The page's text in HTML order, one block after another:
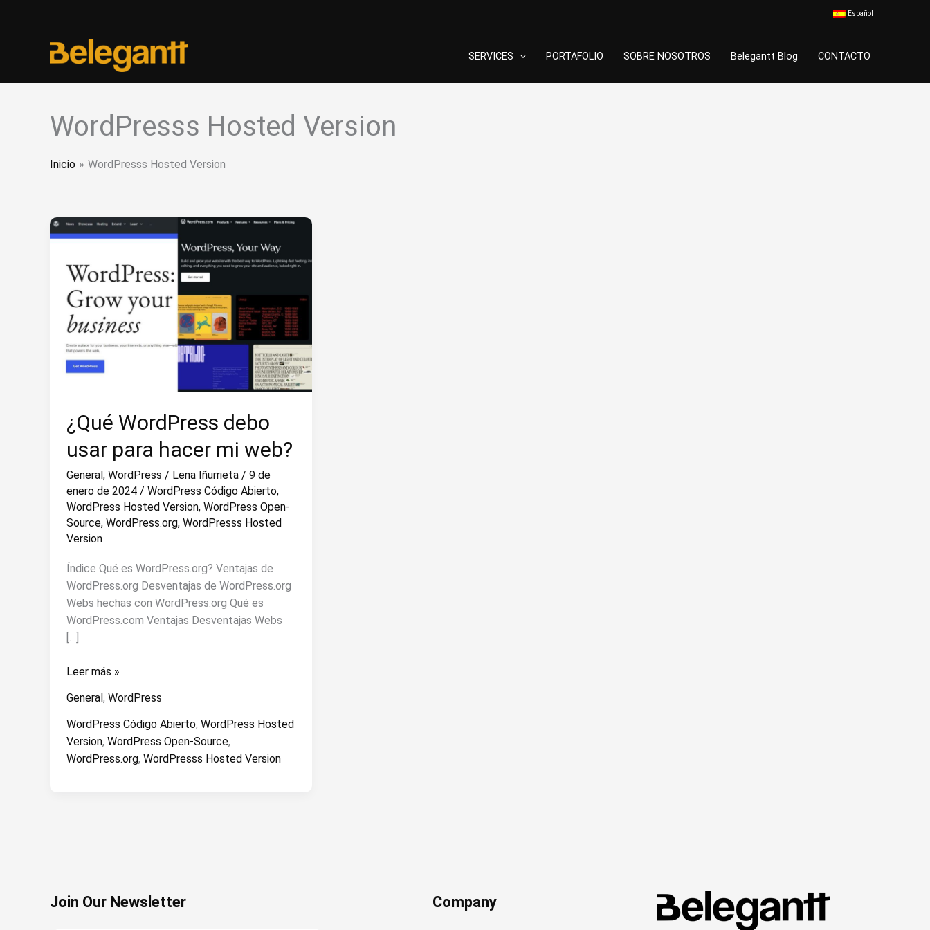
Español
SERVICES PORTAFOLIO SOBRE NOSOTROS Belegantt Blog CONTACTO
WordPresss Hosted Version
Inicio WordPresss Hosted Version
¿Qué WordPress debo
usar para hacer mi web?
General, WordPress / Lena Iñurrieta / 9 de
enero de 2024 / WordPress Código Abierto,
WordPress Hosted Version, WordPress Open-
Source, WordPress.org, WordPresss Hosted
Version
Índice Qué es WordPress.org? Ventajas de
WordPress.org Desventajas de WordPress.org
Webs hechas con WordPress.org Qué es
WordPress.com Ventajas Desventajas Webs
[…]
¿Qué
debo
usar
para
hacer
Leer más »
General, WordPress
WordPress Código Abierto, WordPress Hosted
Version, WordPress Open-Source,
WordPress.org, WordPresss Hosted Version
Join Our Newsletter Company